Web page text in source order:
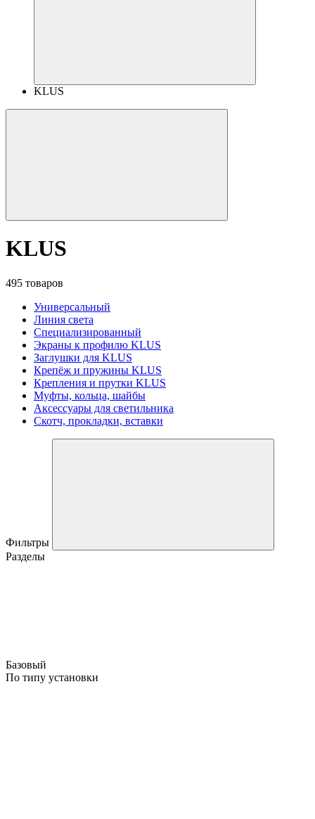
KLUS
KLUS
495 товаров
Универсальный
Линия света
Специализированный
Экраны к профилю KLUS
Заглушки для KLUS
Крепёж и пружины KLUS
Крепления и прутки KLUS
Муфты, кольца, шайбы
Аксессуары для светильника
Скотч, прокладки, вставки
Фильтры
Разделы
Базовый
По типу установки